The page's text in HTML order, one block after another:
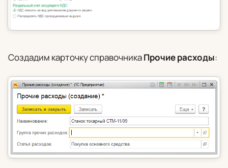
Создадим карточку справочникаПрочие расходы: